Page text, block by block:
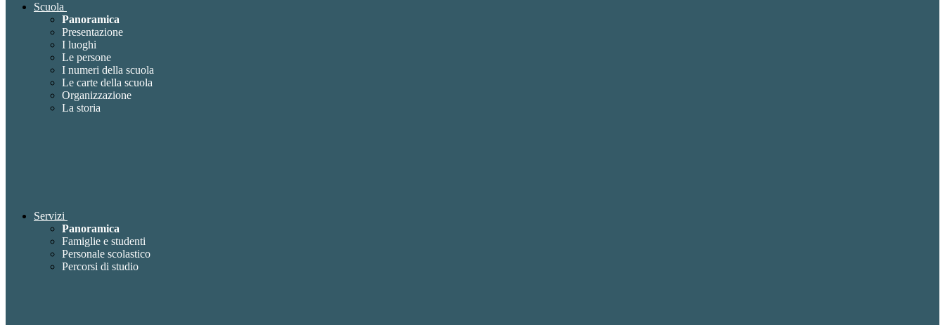
Scuola
Panoramica
Presentazione
I luoghi
Le persone
I numeri della scuola
Le carte della scuola
Organizzazione
La storia
Servizi
Panoramica
Famiglie e studenti
Personale scolastico
Percorsi di studio